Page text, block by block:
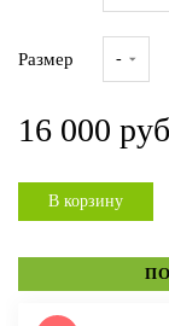
Размер -
16 000
В корзину